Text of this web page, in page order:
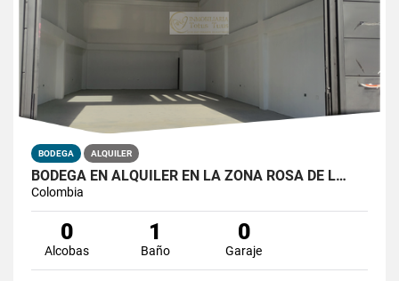
BODEGA ALQUILER
BODEGA EN ALQUILER EN LA ZONA ROSA DE L…
Colombia
0
Alcobas
1
Baño
0
Garaje